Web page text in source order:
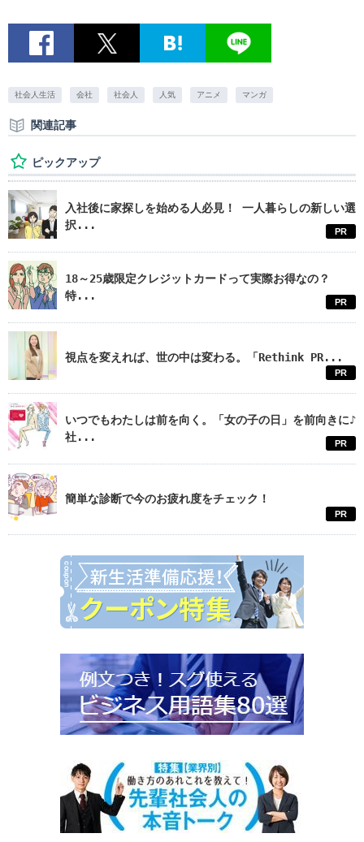
社会人生活 会社 社会人 人気 アニメ マンガ
関連記事
ピックアップ
入社後に家探しを始める人必見！ 一人暮らしの新しい選
択...
PR
18～25歳限定クレジットカードって実際お得なの？
特...
PR
視点を変えれば、世の中は変わる。「Rethink PR...
PR
いつでもわたしは前を向く。「女の子の日」を前向きに♪
社...
PR
簡単な診断で今のお疲れ度をチェック！
PR